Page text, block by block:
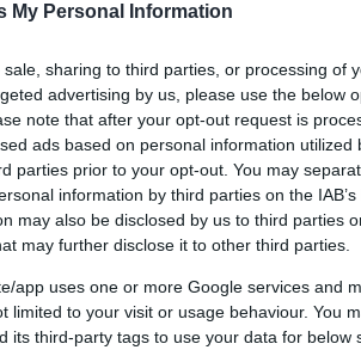
My Personal Information
sharing to third parties, or processing of
advertising by us, please use the below
note that after your opt-out request is
ads based on personal information utilized
parties prior to your opt-out. You may
information by third parties on the
may also be disclosed by us to third parties
may further disclose it to other third parties.
app uses one or more Google services and
limited to your visit or usage behaviour. You
its third-party tags to use your data for below